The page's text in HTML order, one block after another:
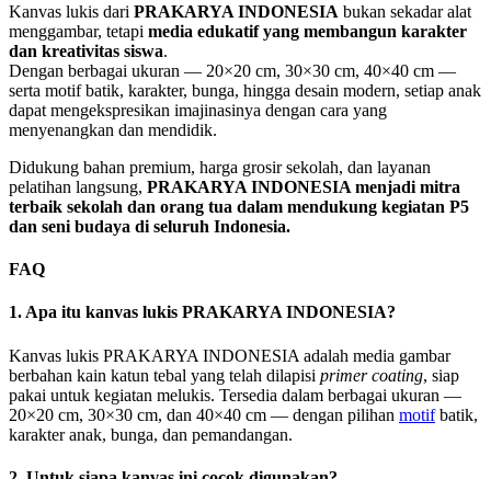
Kanvas lukis dari PRAKARYA INDONESIA bukan sekadar alat
menggambar, tetapi media edukatif yang membangun karakter
dan kreativitas siswa.
Dengan berbagai ukuran — 20×20 cm, 30×30 cm, 40×40 cm —
serta motif batik, karakter, bunga, hingga desain modern, setiap anak
dapat mengekspresikan imajinasinya dengan cara yang
menyenangkan dan mendidik.
Didukung bahan premium, harga grosir sekolah, dan layanan
pelatihan langsung, PRAKARYA INDONESIA menjadi mitra
terbaik sekolah dan orang tua dalam mendukung kegiatan P5
dan seni budaya di seluruh Indonesia.
FAQ
1. Apa itu kanvas lukis PRAKARYA INDONESIA?
Kanvas lukis PRAKARYA INDONESIA adalah media gambar
berbahan kain katun tebal yang telah dilapisi primer coating, siap
pakai untuk kegiatan melukis. Tersedia dalam berbagai ukuran —
20×20 cm, 30×30 cm, dan 40×40 cm — dengan pilihan motifbatik,
karakter anak, bunga, dan pemandangan.